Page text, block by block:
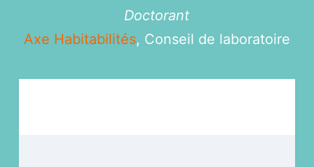
Doctorant
Axe Habitabilités, Conseil de laboratoire